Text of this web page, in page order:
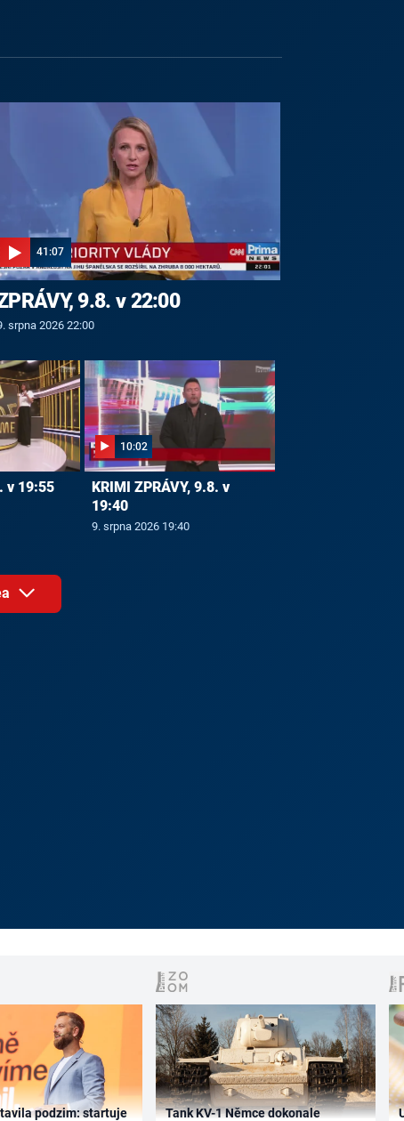
41:07
9.8. v 22:00
srpna 2026 22:00
v 19:55
10:02
KRIMI ZPRÁVY, 9.8. v
19:40
9. srpna 2026 19:40
podzim: startuje
Tank KV-1 Němce dokonale